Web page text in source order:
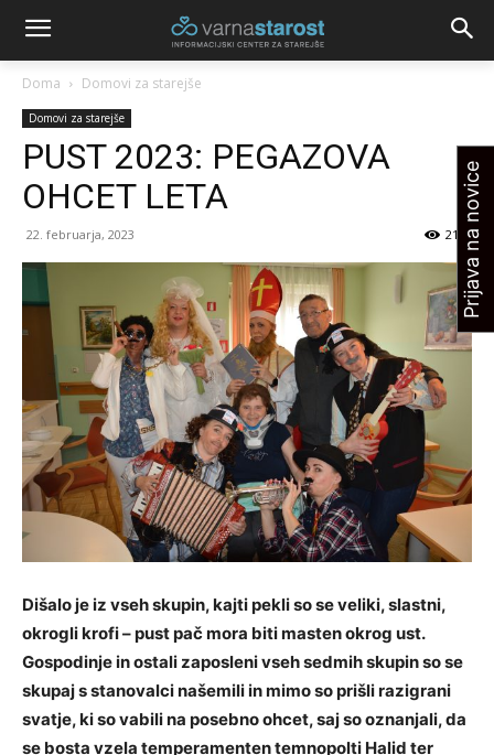
Doma Domovi za starejše
Domovi za starejše
PUST 2023: PEGAZOVA
OHCET LETA
22. februarja, 2023 2152
Dišalo je iz vseh skupin, kajti pekli so se veliki, slastni,
okrogli krofi – pust pač mora biti masten okrog ust.
Gospodinje in ostali zaposleni vseh sedmih skupin so se
skupaj s stanovalci našemili in mimo so prišli razigrani
svatje, ki so vabili na posebno ohcet, saj so oznanjali, da
se bosta vzela temperamenten temnopolti Halid ter
Prijava na novice